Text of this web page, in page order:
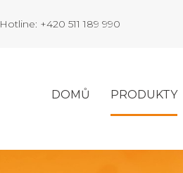
Hotline: +420 511 189 990
DOMŮ PRODUKTY